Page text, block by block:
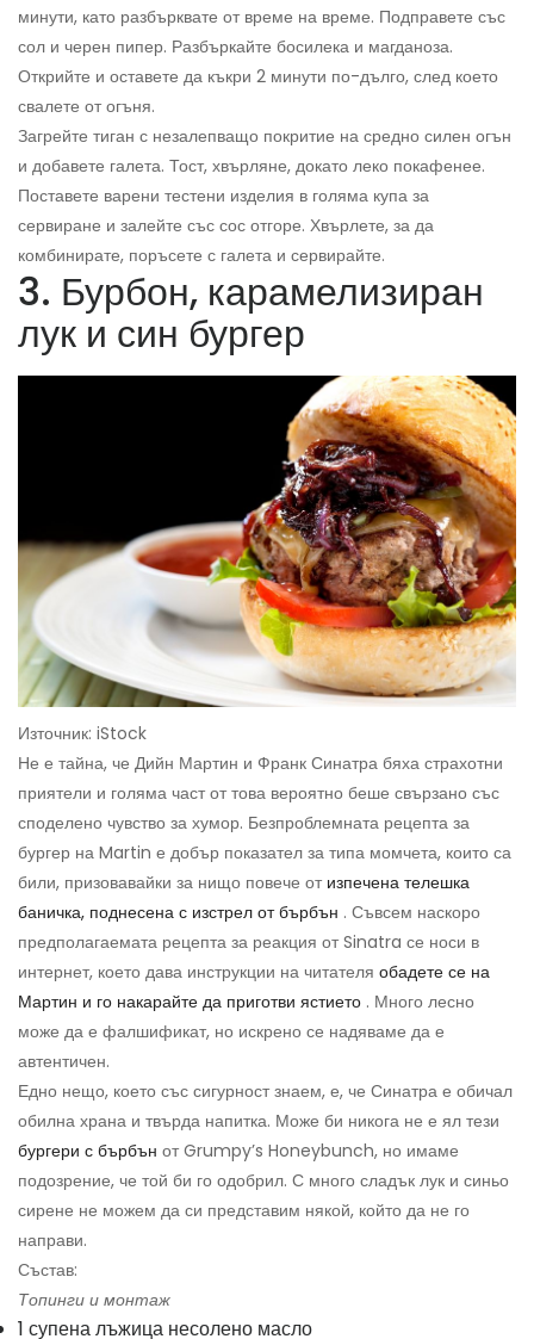
минути, като разбърквате от време на време. Подправете със
сол и черен пипер. Разбъркайте босилека и магданоза.
Открийте и оставете да къкри 2 минути по-дълго, след което
свалете от огъня.
Загрейте тиган с незалепващо покритие на средно силен огън
и добавете галета. Тост, хвърляне, докато леко покафенее.
Поставете варени тестени изделия в голяма купа за
сервиране и залейте със сос отгоре. Хвърлете, за да
комбинирате, поръсете с галета и сервирайте.
3. Бурбон, карамелизиран
лук и син бургер
Източник: iStock
Не е тайна, че Дийн Мартин и Франк Синатра бяха страхотни
приятели и голяма част от това вероятно беше свързано със
споделено чувство за хумор. Безпроблемната рецепта за
бургер на Martin е добър показател за типа момчета, които са
били, призовавайки за нищо повече от изпечена телешка
баничка, поднесена с изстрел от бърбън . Съвсем наскоро
предполагаемата рецепта за реакция от Sinatra се носи в
интернет, което дава инструкции на читателя обадете се на
Мартин и го накарайте да приготви ястието . Много лесно
може да е фалшификат, но искрено се надяваме да е
автентичен.
Едно нещо, което със сигурност знаем, е, че Синатра е обичал
обилна храна и твърда напитка. Може би никога не е ял тези
бургери с бърбън от Grumpy’s Honeybunch, но имаме
подозрение, че той би го одобрил. С много сладък лук и синьо
сирене не можем да си представим някой, който да не го
направи.
Състав:
Топинги и монтаж
1 супена лъжица несолено масло